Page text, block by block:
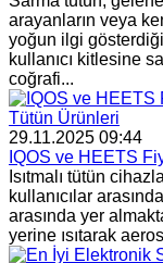
arayanların veya
yoğun ilgi
kullanıcı kitlesine
coğrafi...
Tütün Ürünleri
29.11.2025 09:44
IQOS ve HEETS
Isıtmalı tütün
kullanıcılar
arasında yer
yerine ısıtarak